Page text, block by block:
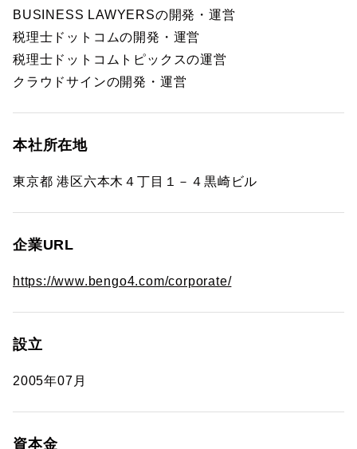
BUSINESS LAWYERSの開発・運営
税理士ドットコムの開発・運営
税理士ドットコムトピックスの運営
クラウドサインの開発・運営
本社所在地
東京都 港区六本木４丁目１－４黒崎ビル
企業URL
https://www.bengo4.com/corporate/
設立
2005年07月
資本金